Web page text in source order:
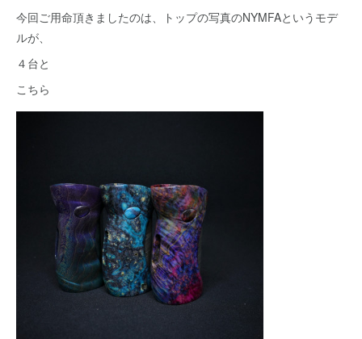
今回ご用命頂きましたのは、トップの写真のNYMFAというモデ
ルが、
４台と
こちら